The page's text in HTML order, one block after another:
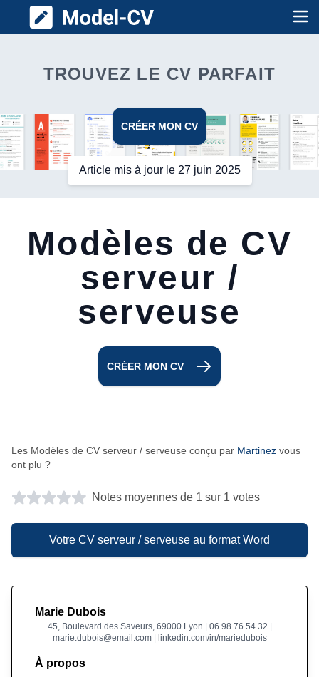
Model CV
TROUVEZ LE CV PARFAIT
CRÉER MON CV
Article mis à jour le 27 juin 2025
Modèles de CV
serveur /
serveuse
CRÉER MON CV
Les Modèles de CV serveur / serveuse conçu par Martinez vous
ont plu ?
Notes moyennes de 1 sur 1 votes
Votre CV serveur / serveuse au format Word
Marie Dubois
45, Boulevard des Saveurs, 69000 Lyon | 06 98 76 54 32 |
marie.dubois@email.com | linkedin.com/in/mariedubois
À propos